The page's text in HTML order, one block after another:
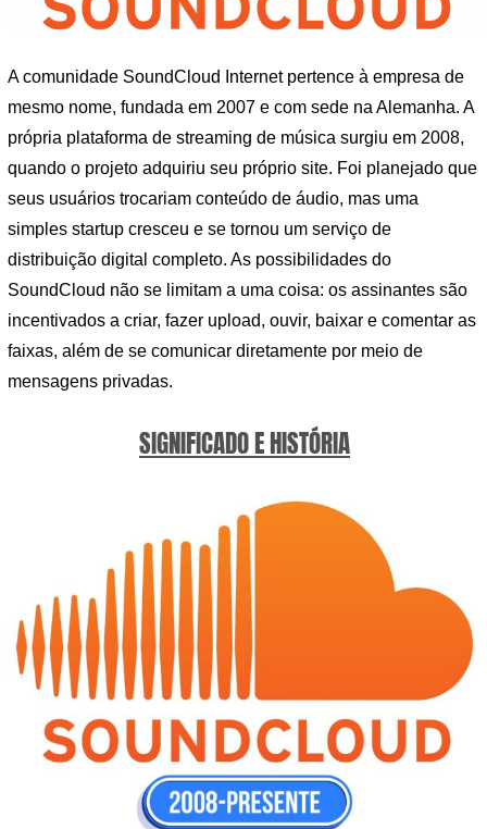
A comunidade SoundCloud Internet pertence à empresa de
mesmo nome, fundada em 2007 e com sede na Alemanha. A
própria plataforma de streaming de música surgiu em 2008,
quando o projeto adquiriu seu próprio site. Foi planejado que
seus usuários trocariam conteúdo de áudio, mas uma
simples startup cresceu e se tornou um serviço de
distribuição digital completo. As possibilidades do
SoundCloud não se limitam a uma coisa: os assinantes são
incentivados a criar, fazer upload, ouvir, baixar e comentar as
faixas, além de se comunicar diretamente por meio de
mensagens privadas.
SIGNIFICADO E HISTÓRIA